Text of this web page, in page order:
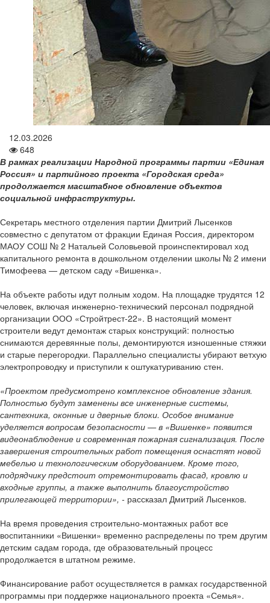
12.03.2026
648
В рамках реализации Народной программы партии «Единая
Россия» и партийного проекта «Городская среда»
продолжается масштабное обновление объектов
социальной инфраструктуры.
Секретарь местного отделения партии Дмитрий Лысенков
совместно с депутатом от фракции Единая Россия, директором
МАОУ СОШ № 2 Натальей Соловьевой проинспектировал ход
капитального ремонта в дошкольном отделении школы № 2 имени
Тимофеева — детском саду «Вишенка».
На объекте работы идут полным ходом. На площадке трудятся 12
человек, включая инженерно-технический персонал подрядной
организации ООО «Стройтрест-22». В настоящий момент
строители ведут демонтаж старых конструкций: полностью
снимаются деревянные полы, демонтируются изношенные стяжки
и старые перегородки. Параллельно специалисты убирают ветхую
электропроводку и приступили к оштукатуриванию стен.
«Проектом предусмотрено комплексное обновление здания.
Полностью будут заменены все инженерные системы,
сантехника, оконные и дверные блоки. Особое внимание
уделяется вопросам безопасности — в «Вишенке» появится
видеонаблюдение и современная пожарная сигнализация. После
завершения строительных работ помещения оснастят новой
мебелью и технологическим оборудованием. Кроме того,
подрядчику предстоит отремонтировать фасад, кровлю и
входные группы, а также выполнить благоустройство
прилегающей территории», - рассказал Дмитрий Лысенков.
На время проведения строительно-монтажных работ все
воспитанники «Вишенки» временно распределены по трем другим
детским садам города, где образовательный процесс
продолжается в штатном режиме.
Финансирование работ осуществляется в рамках государственной
программы при поддержке национального проекта «Семья».